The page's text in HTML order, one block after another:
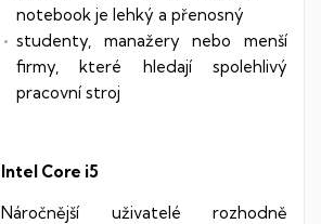
notebook je lehký a přenosný
studenty, manažery nebo menší
firmy, které hledají spolehlivý
pracovní stroj
Intel Core i5
Náročnější uživatelé rozhodně